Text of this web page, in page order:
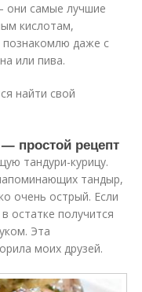
они самые лучшие
кислотам,
познакомлю даже с
или пива.
найти свой
простой рецепт
тандури-курицу.
тандыр,
очень острый. Если
остатке получится
Эта
моих друзей.